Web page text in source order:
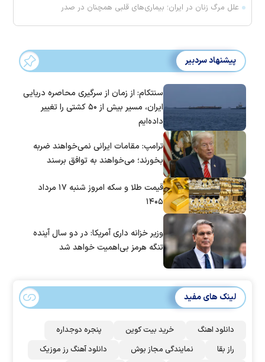
علل مرگ زنان در ایران؛ بیماری‌های قلبی همچنان در صدر
پیشنهاد سردبیر
سنتکام: از زمان از سرگیری محاصره دریایی
ایران، مسیر بیش از ۵۰ کشتی را تغییر
داده‌ایم
ترامپ: مقامات ایرانی نمی‌خواهند ضربه
بخورند؛ می‌خواهند به توافق برسند
قیمت طلا و سکه امروز شنبه ۱۷ مرداد
۱۴۰۵
وزیر خزانه داری آمریکا: در دو سال آینده
تنگه هرمز بی‌اهمیت خواهد شد
لینک های مفید
دانلود اهنگ خرید بیت کوین
پنجره دوجداره
راز بقا
نمایندگی مجاز بوش
دانلود آهنگ رز‌ موزیک